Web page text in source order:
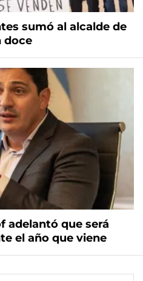
sumó al alcalde de
doce
adelantó que será
el año que viene